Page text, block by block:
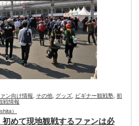
ン向け情報 その他 グッズ ビギナー観戦塾 初
戦情報
）
初めて現地観戦するファンは必